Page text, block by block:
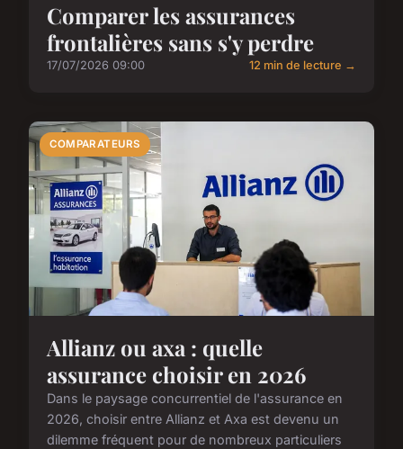
Comparer les assurances
frontalières sans s'y perdre
17/07/2026 09:00 12 min de lecture →
COMPARATEURS
Allianz ou axa : quelle
assurance choisir en 2026
Dans le paysage concurrentiel de l'assurance en
2026, choisir entre Allianz et Axa est devenu un
dilemme fréquent pour de nombreux particuliers